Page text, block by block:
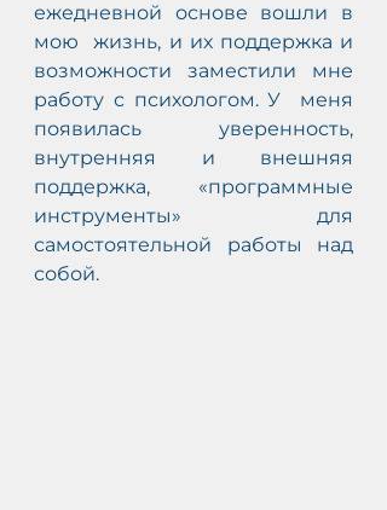
ежедневной основе вошли в
мою  жизнь, и их поддержка и
возможности заместили мне
работу с психологом. У  меня
появилась уверенность,
внутренняя и внешняя
поддержка,  «программные
инструменты» для
самостоятельной работы над
собой.